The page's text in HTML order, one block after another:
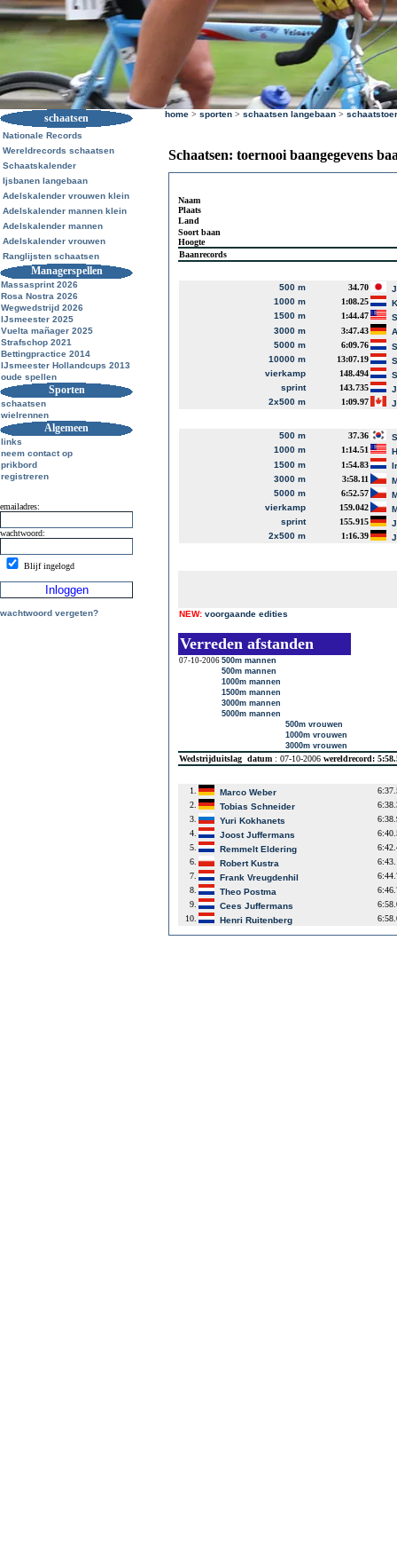
schaatsen
Nationale Records
Wereldrecords schaatsen
Schaatskalender
Ijsbanen langebaan
Adelskalender vrouwen klein
Adelskalender mannen klein
Adelskalender mannen
Adelskalender vrouwen
Ranglijsten schaatsen
Managerspellen
Massasprint 2026
Rosa Nostra 2026
Wegwedstrijd 2026
IJsmeester 2025
Vuelta mañager 2025
Strafschop 2021
Bettingpractice 2014
IJsmeester Hollandcups 2013
oude spellen
Sporten
schaatsen
wielrennen
Algemeen
links
neem contact op
prikbord
registreren
emailadres:
wachtwoord:
Blijf ingelogd
wachtwoord vergeten?
home > sporten > schaatsen langebaan >
Schaatsen: toernooi baangegevens
Naam
Plaats
Land
Soort baan
Hoogte
Baanrecords
500 m 34.70
1000 m
1:08.25
1500 m
1:44.47
3000 m
3:47.43
5000 m
6:09.76
10000 m
13:07.19
vierkamp
148.494
sprint
143.735
2x500 m
1:09.97
500 m 37.36
1000 m
1:14.51
1500 m
1:54.83
3000 m
3:58.11
5000 m
6:52.57
vierkamp
159.042
sprint
155.915
2x500 m
1:16.39
NEW: voorgaande edities
Verreden afstanden
07-10-2006 500m mannen
500m mannen
1000m mannen
1500m mannen
3000m mannen
5000m mannen
500m vrouwen
1000m vrouwen
3000m vrouwen
Wedstrijduitslag datum : 07-10-2006 wereldrecord:
1. Marco Weber
2.
Tobias Schneider
3.
Yuri Kokhanets
4.
Joost Juffermans
5.
Remmelt Eldering
6.
Robert Kustra
7.
Frank Vreugdenhil
8.
Theo Postma
9.
Cees Juffermans
10.
Henri Ruitenberg